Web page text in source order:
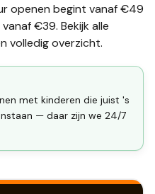
openen begint vanaf €49
vanaf €39. Bekijk alle
volledig overzicht.
met kinderen die juist 's
— daar zijn we 24/7